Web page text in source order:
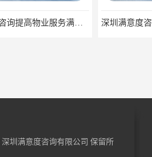
深圳满意度咨询开展医药公司顾客满意度调查
深圳满意度咨询有限公司 保留所